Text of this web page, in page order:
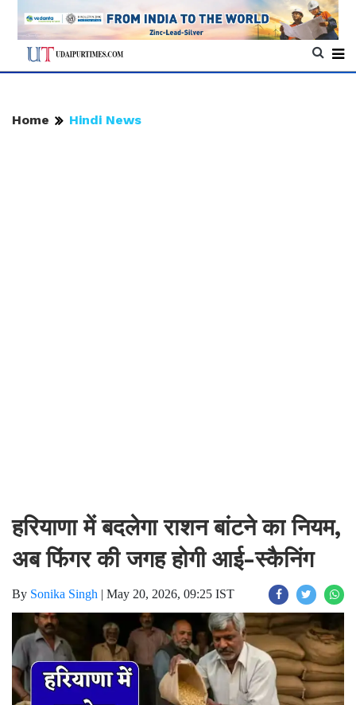
Home Hindi News
हरियाणा में बदलेगा राशन बांटने का नियम,
अब फिंगर की जगह होगी आई-स्कैनिंग
By Sonika Singh | May 20, 2026, 09:25 IST